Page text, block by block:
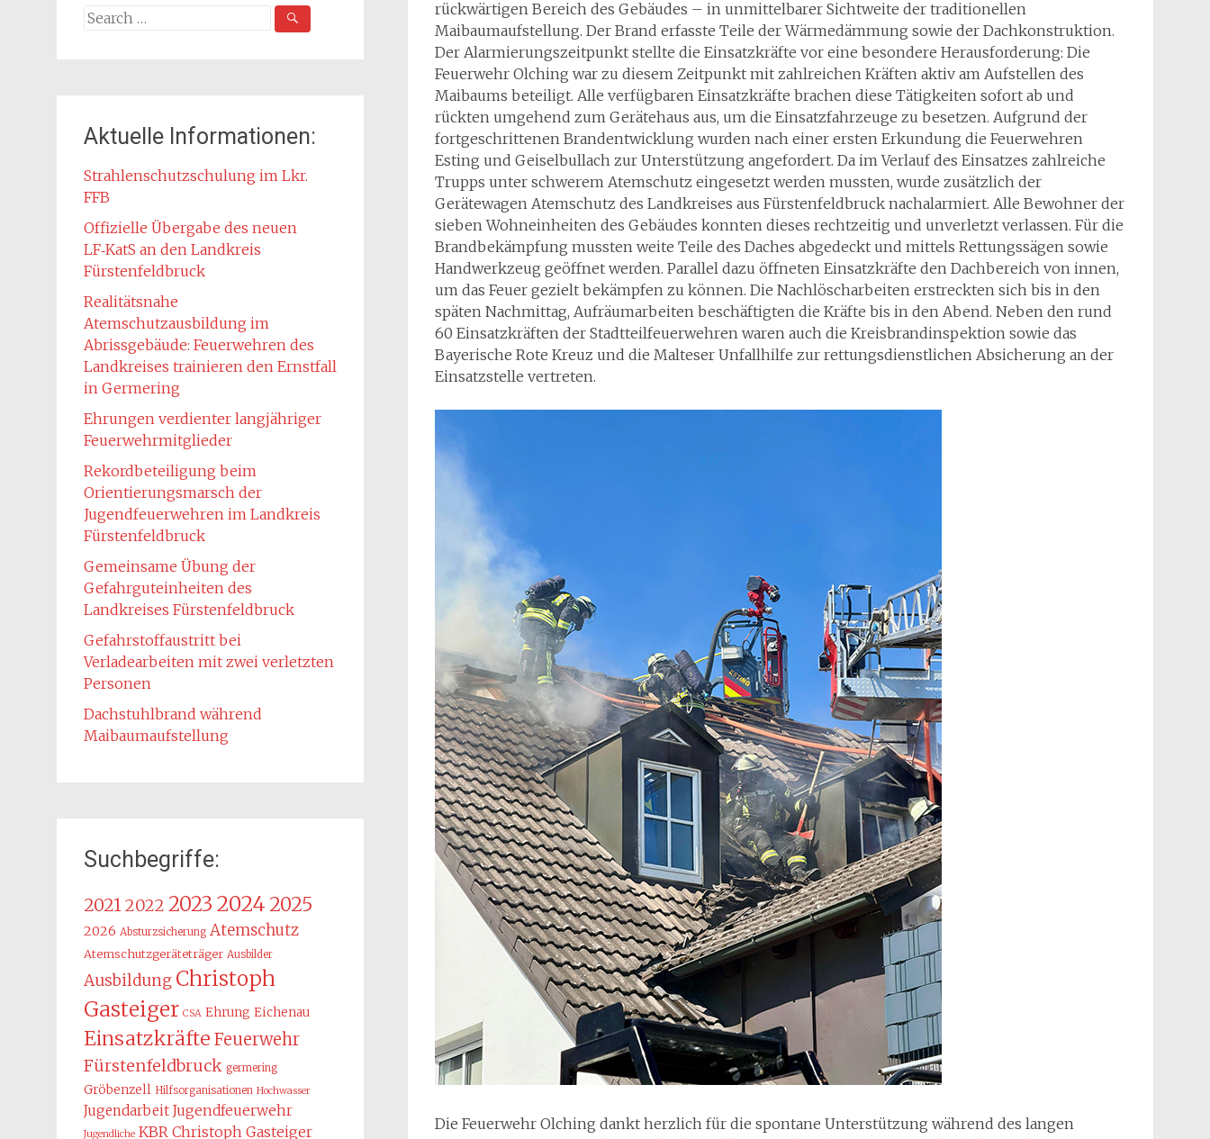
rückwärtigen Bereich des Gebäudes – in unmittelbarer Sichtweite der traditionellen
Maibaumaufstellung. Der Brand erfasste Teile der Wärmedämmung sowie der Dachkonstruktion.
Der Alarmierungszeitpunkt stellte die Einsatzkräfte vor eine besondere Herausforderung: Die
Feuerwehr Olching war zu diesem Zeitpunkt mit zahlreichen Kräften aktiv am Aufstellen des
Maibaums beteiligt. Alle verfügbaren Einsatzkräfte brachen diese Tätigkeiten sofort ab und
rückten umgehend zum Gerätehaus aus, um die Einsatzfahrzeuge zu besetzen. Aufgrund der
fortgeschrittenen Brandentwicklung wurden nach einer ersten Erkundung die Feuerwehren
Esting und Geiselbullach zur Unterstützung angefordert. Da im Verlauf des Einsatzes zahlreiche
Trupps unter schwerem Atemschutz eingesetzt werden mussten, wurde zusätzlich der
Gerätewagen Atemschutz des Landkreises aus Fürstenfeldbruck nachalarmiert. Alle Bewohner der
sieben Wohneinheiten des Gebäudes konnten dieses rechtzeitig und unverletzt verlassen. Für die
Brandbekämpfung mussten weite Teile des Daches abgedeckt und mittels Rettungssägen sowie
Handwerkzeug geöffnet werden. Parallel dazu öffneten Einsatzkräfte den Dachbereich von innen,
um das Feuer gezielt bekämpfen zu können. Die Nachlöscharbeiten erstreckten sich bis in den
späten Nachmittag, Aufräumarbeiten beschäftigten die Kräfte bis in den Abend. Neben den rund
60 Einsatzkräften der Stadtteilfeuerwehren waren auch die Kreisbrandinspektion sowie das
Bayerische Rote Kreuz und die Malteser Unfallhilfe zur rettungsdienstlichen Absicherung an der
Einsatzstelle vertreten.
Die Feuerwehr Olching dankt herzlich für die spontane Unterstützung während des langen
Search
Aktuelle Informationen:
Strahlenschutzschulung im Lkr.
FFB
Offizielle Übergabe des neuen
LF‑KatS an den Landkreis
Fürstenfeldbruck
Realitätsnahe
Atemschutzausbildung im
Abrissgebäude: Feuerwehren des
Landkreises trainieren den Ernstfall
in Germering
Ehrungen verdienter langjähriger
Feuerwehrmitglieder
Rekordbeteiligung beim
Orientierungsmarsch der
Jugendfeuerwehren im Landkreis
Fürstenfeldbruck
Gemeinsame Übung der
Gefahrguteinheiten des
Landkreises Fürstenfeldbruck
Gefahrstoffaustritt bei
Verladearbeiten mit zwei verletzten
Personen
Dachstuhlbrand während
Maibaumaufstellung
Suchbegriffe:
20212022 2023 2024 2025
2026 Absturzsicherung Atemschutz
Atemschutzgeräteträger Ausbilder
Ausbildung Christoph
Gasteiger CSA Ehrung Eichenau
Einsatzkräfte Feuerwehr
Fürstenfeldbruck germering
Gröbenzell Hilfsorganisationen Hochwasser
Jugendarbeit Jugendfeuerwehr
Jugendliche KBR Christoph Gasteiger